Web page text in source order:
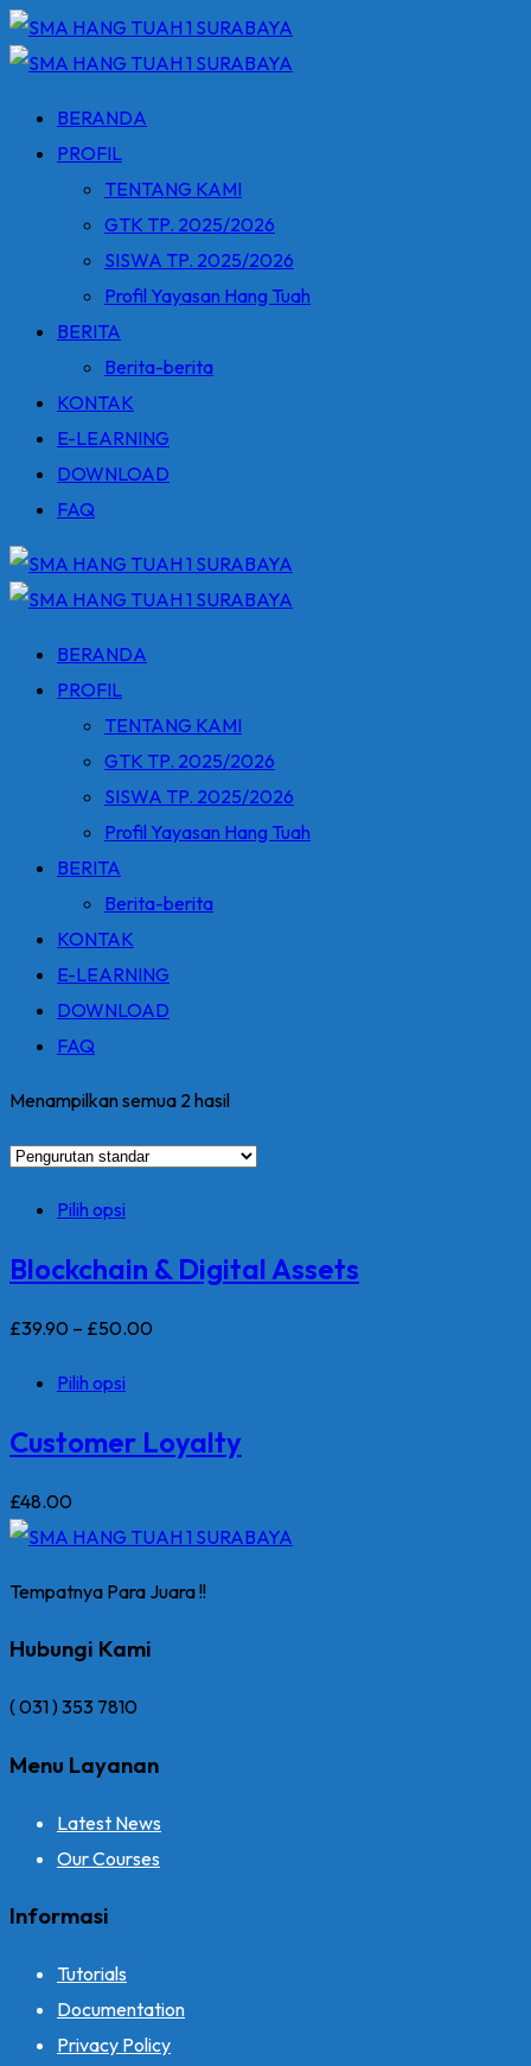
Skip
to
BERANDA
PROFIL
TENTANG KAMI
GTK TP. 2025/2026
SISWA TP. 2025/2026
Profil Yayasan Hang Tuah
BERITA
Berita-berita
KONTAK
E-LEARNING
DOWNLOAD
FAQ
BERANDA
PROFIL
TENTANG KAMI
GTK TP. 2025/2026
SISWA TP. 2025/2026
Profil Yayasan Hang Tuah
BERITA
Berita-berita
KONTAK
E-LEARNING
DOWNLOAD
FAQ
Menampilkan semua 2 hasil
Pilih opsi
memiliki
Pilihan
dapat
di
produk
Blockchain & Digital Assets
£39.90 – £50.00
hingga
Pilih opsi
memiliki
ini
di
produk
Customer Loyalty
£48.00
Tempatnya Para Juara !!
Hubungi Kami
( 031 ) 353 7810
Menu Layanan
Latest News
Our Courses
Informasi
Tutorials
Documentation
Privacy Policy